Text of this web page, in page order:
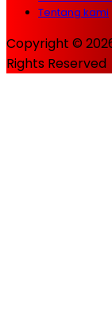
Tentang kami
Copyright © 2026
Rights Reserved